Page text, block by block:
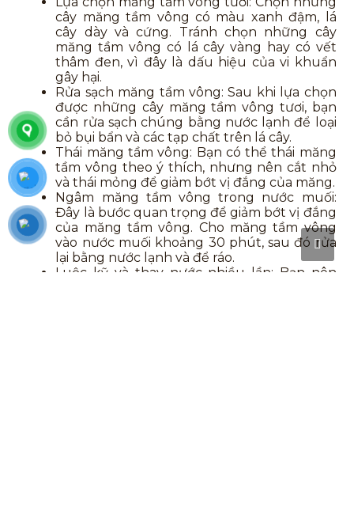
cây măng tầm vông có màu xanh đậm, lá
cây dày và cứng. Tránh chọn những cây
măng tầm vông có lá cây vàng hay có vết
thâm đen, vì đây là dấu hiệu của vi khuẩn
gây hại.
Rửa sạch măng tầm vông: Sau khi lựa chọn
được những cây măng tầm vông tươi, bạn
cần rửa sạch chúng bằng nước lạnh để loại
bỏ bụi bẩn và các tạp chất trên lá cây.
Thái măng tầm vông: Bạn có thể thái măng
tầm vông theo ý thích, nhưng nên cắt nhỏ
và thái mỏng để giảm bớt vị đắng của măng.
Ngâm măng tầm vông trong nước muối:
Đây là bước quan trọng để giảm bớt vị đắng
của măng tầm vông. Cho măng tầm vông
vào nước muối khoảng 30 phút, sau đó rửa
lại bằng nước lạnh và để ráo.
Luộc kỹ và thay nước nhiều lần: Bạn nên